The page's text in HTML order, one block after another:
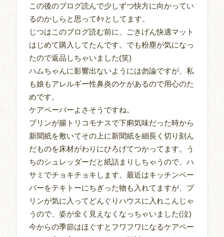
この後のブログ読んで少しずつ快方に向かってい
るのかしらと思ってﾎｯとしてます。
じつはこのブログ読む前に、ごきげん快適マット
はじめて購入してたんです。でも粉塵が気になっ
たので返品しちゃいました(笑)
ハムちゃんに影響出ないようには勿論ですが、私
も娘もアレルギー性鼻炎のケがあるので用心のた
めです。
ケアペーパーよさそうですね。
プリンが腸トリコモナスで下痢気味だった時から
新聞紙を敷いてその上に新聞紙を細長く切り刻ん
だものを床材がわりにひろげてつかってます。う
ちのシュレッダーだと紙詰まりしちゃうので、ハ
サミでチョキチョキします。最近はキッチンペー
パーをテキトーにちぎった物も入れてますが、プ
リンが気に入ってどんぐりハウスに入れこんじゃ
うので、姿が全く見えなくなっちゃいました(泣)
今からの季節はほぐすとフワフワになるケアペー